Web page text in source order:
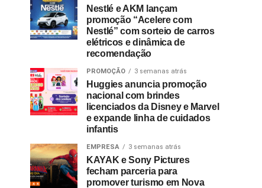
Nestlé e AKM lançam
promoção “Acelere com
Nestlé” com sorteio de carros
elétricos e dinâmica de
recomendação
PROMOÇÃO 3 semanas atrás
Huggies anuncia promoção
nacional com brindes
licenciados da Disney e Marvel
e expande linha de cuidados
infantis
EMPRESA 3 semanas atrás
KAYAK e Sony Pictures
fecham parceria para
promover turismo em Nova